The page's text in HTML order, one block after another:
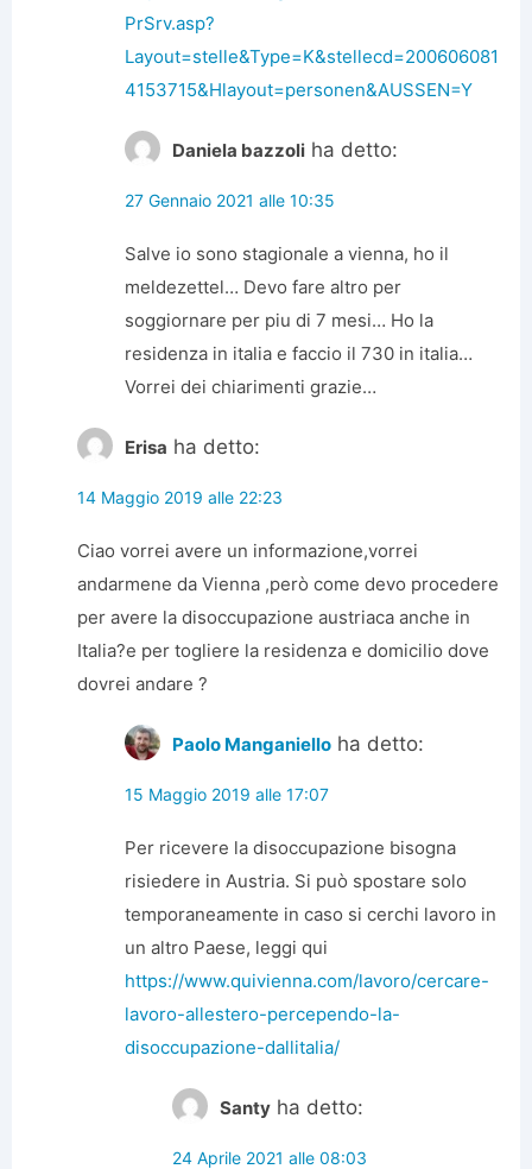
PrSrv.asp?
Layout=stelle&Type=K&stellecd=200606081
4153715&Hlayout=personen&AUSSEN=Y
Daniela bazzoli ha detto:
27 Gennaio 2021 alle 10:35
Salve io sono stagionale a vienna, ho il
meldezettel… Devo fare altro per
soggiornare per piu di 7 mesi… Ho la
residenza in italia e faccio il 730 in italia…
Vorrei dei chiarimenti grazie…
Erisa ha detto:
14 Maggio 2019 alle 22:23
Ciao vorrei avere un informazione,vorrei
andarmene da Vienna ,però come devo procedere
per avere la disoccupazione austriaca anche in
Italia?e per togliere la residenza e domicilio dove
dovrei andare ?
Paolo Manganiello ha detto:
15 Maggio 2019 alle 17:07
Per ricevere la disoccupazione bisogna
risiedere in Austria. Si può spostare solo
temporaneamente in caso si cerchi lavoro in
un altro Paese, leggi qui
https://www.quivienna.com/lavoro/cercare-
lavoro-allestero-percependo-la-
disoccupazione-dallitalia/
Santy ha detto:
24 Aprile 2021 alle 08:03